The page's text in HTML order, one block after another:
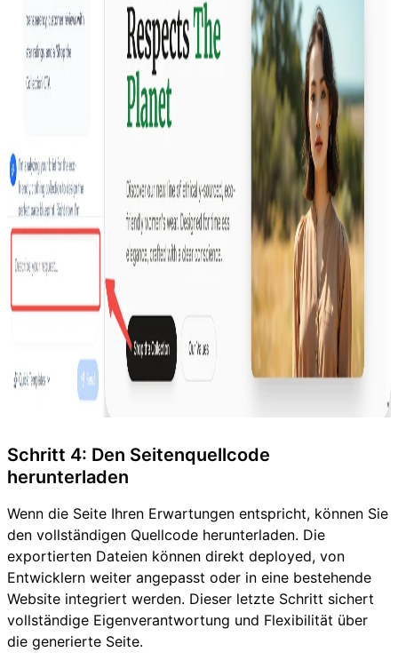
Schritt 4: Den Seitenquellcode
herunterladen
Wenn die Seite Ihren Erwartungen entspricht, können Sie
den vollständigen Quellcode herunterladen. Die
exportierten Dateien können direkt deployed, von
Entwicklern weiter angepasst oder in eine bestehende
Website integriert werden. Dieser letzte Schritt sichert
vollständige Eigenverantwortung und Flexibilität über
die generierte Seite.